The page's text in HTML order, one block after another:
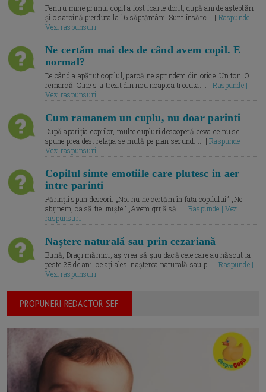
Pentru mine primul copil a fost foarte dorit, după ani de așteptări
și o sarcină pierduta la 16 săptămâni. Sunt însărc... | Raspunde |
Vezi raspunsuri
Ne certăm mai des de când avem copil. E
normal?
De când a apărut copilul, parcă ne aprindem din orice. Un ton. O
remarcă. Cine s-a trezit din nou noaptea trecuta.... |Raspunde |
Vezi raspunsuri
Cum ramanem un cuplu, nu doar parinti
După apariția copiilor, multe cupluri descoperă ceva ce nu se
spune prea des: relația se mută pe plan secund. ... |Raspunde |
Vezi raspunsuri
Copilul simte emotiile care plutesc in aer
intre parinti
Părinții spun deseori: „Noi nu ne certăm în fața copilului.” „Ne
abținem, ca să fie liniște.” „Avem grijă să... | Raspunde | Vezi
raspunsuri
Naștere naturală sau prin cezariană
Bună, Dragi mămici, aș vrea să știu dacă cele care au născut la
peste 38 de ani, ce ați ales: nașterea naturală sau p... |Raspunde |
Vezi raspunsuri
PROPUNERI REDACTOR SEF